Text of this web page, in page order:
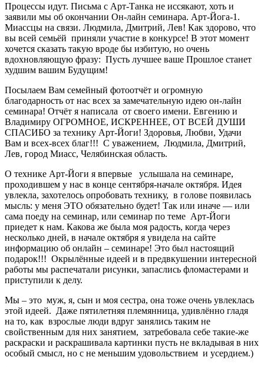
Процессы идут. Письма с Арт-Танка не иссякают, хоть и
заявили мы об окончании Он-лайн семинара. Арт-Йога-1.
Миассцы на связи. Людмила, Дмитрий, Лев! Как здорово, что
вы всей семьёй приняли участие в конкурсе! В этот момент
хочется сказать такую вроде бы избитую, но очень
вдохновляющую фразу: Пусть лучшее ваше Прошлое станет
худшим вашим Будущим!
Посылаем Вам семейный фотоотчёт и огромную
благодарность от нас всех за замечательную идею он-лайн
семинара! Отчёт я написала от своего имени. Евгению и
Владимиру ОГРОМНОЕ, ИСКРЕННЕЕ, ОТ ВСЕЙ ДУШИ
СПАСИБО за технику Арт-Йоги! Здоровья, Любви, Удачи
Вам и всех-всех благ!!! С уважением, Людмила, Дмитрий,
Лев, город Миасс, Челябинская область.
О технике Арт-Йоги я впервые услышала на семинаре,
проходившем у нас в конце сентября-начале октября. Идея
увлекла, захотелось опробовать технику, в голове появилась
мысль: у меня ЭТО обязательно будет! Так или иначе — или
сама поеду на семинар, или семинар по теме Арт-Йоги
приедет к нам. Какова же была моя радость, когда через
несколько дней, в начале октября я увидела на сайте
информацию об онлайн – семинаре! Это был настоящий
подарок!!! Окрылённые идеей и в предвкушении интересной
работы мы распечатали рисунки, запаслись фломастерами и
приступили к делу.
Мы – это муж, я, сын и моя сестра, она тоже очень увлеклась
этой идеей. Даже пятилетняя племянница, удивлённо гладя
на то, как взрослые люди вдруг занялись таким не
свойственным для них занятием, затребовала себе такие-же
раскраски и раскрашивала картинки пусть не вкладывая в них
особый смысл, но с не меньшим удовольствием и усердием.)